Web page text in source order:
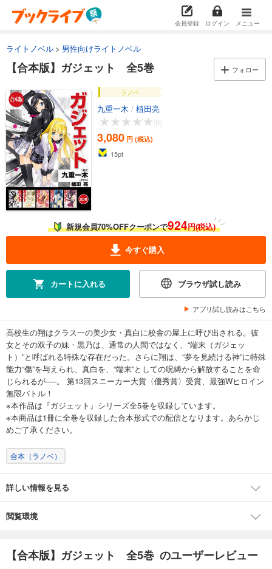
会員登録 ログイン メニュー
ライトノベル 男性向けライトノベル
【合本版】ガジェット 全5巻 フォロー
ラノベ
九重一木 / 植田亮
-
(0)
3,080 円 (税込)
15pt
新規会員70%OFFクーポンで924円(税込)
今すぐ購入
カートに入れる ブラウザ試し読み
アプリ試し読みはこちら
高校生の翔はクラス一の美少女・真白に校舎の屋上に呼び出される。彼
女とその双子の妹・黒乃は、通常の人間ではなく、“端末（ガジェッ
ト）”と呼ばれる特殊な存在だった。さらに翔は、“夢を見続ける神”に特殊
能力“傷”を与えられ、真白を、“端末”としての呪縛から解放することを命
じられるが──。 第13回スニーカー大賞〈優秀賞〉受賞、最強Wヒロイン
無限バトル！
※本作品は『ガジェット』シリーズ全5巻を収録しています。
※本商品は1冊に全巻を収録した合本形式での配信となります。あらかじ
めご了承ください。
合本（ラノベ）
詳しい情報を見る
閲覧環境
【合本版】ガジェット 全5巻 のユーザーレビュー